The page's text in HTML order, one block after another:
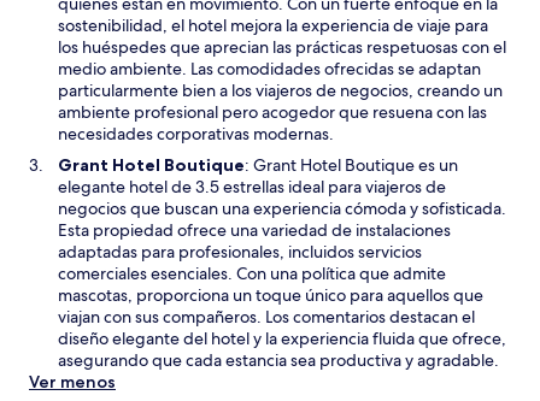
a
v
e
n
t
a
n
a
r
á
e
n
u
n
n
u
e
v
a
v
e
n
t
a
sostenibilidad, el hotel mejora la experiencia de viaje para
los huéspedes que aprecian las prácticas respetuosas con el
medio ambiente. Las comodidades ofrecidas se adaptan
particularmente bien a los viajeros de negocios, creando un
ambiente profesional pero acogedor que resuena con las
necesidades corporativas modernas.
Grant Hotel BoutiqueS
e
a
b
r
i
r
á
e
n
: Grant Hotel Boutique es un
elegante hotel de 3.5 estrellas ideal para viajeros de
negocios que buscan una experiencia cómoda y sofisticada.
Esta propiedad ofrece una variedad de instalaciones
adaptadas para profesionales, incluidos servicios
comerciales esenciales. Con una política que admite
mascotas, proporciona un toque único para aquellos que
viajan con sus compañeros. Los comentarios destacan el
diseño elegante del hotel y la experiencia fluida que ofrece,
asegurando que cada estancia sea productiva y agradable.
Ver menos